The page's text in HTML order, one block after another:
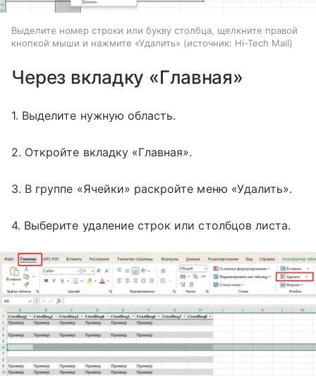
Выделите номер строки или букву столбца, щелкните правой
кнопкой мыши и нажмите «Удалить»
источник: Hi-Tech Mail
Через вкладку «Главная»
1. Выделите нужную область.
2. Откройте вкладку «Главная».
3. В группе «Ячейки» раскройте меню «Удалить».
4. Выберите удаление строк или столбцов листа.